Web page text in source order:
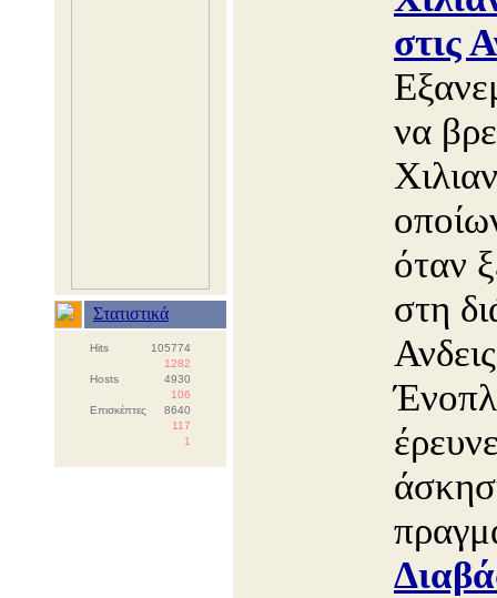
Στατιστικά
Hits
105774
1282
Hosts
4930
106
Επισκέπτες
8640
117
1
στις
να
όταν
στη